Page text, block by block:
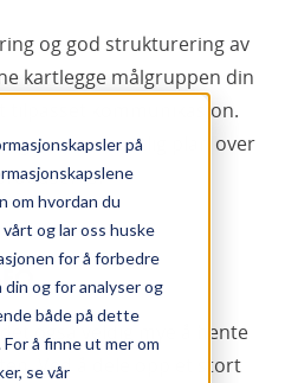
på
om hvordan du
og lar oss huske
for å forbedre
og for analyser og
både på dette
å finne ut mer om
se vår
og god strukturering av
kartlegge målgruppen din
tilpasset kommunikasjon.
og mer oversiktlig plan over
det også veldig mye å hente
Ved å dele opp et stort